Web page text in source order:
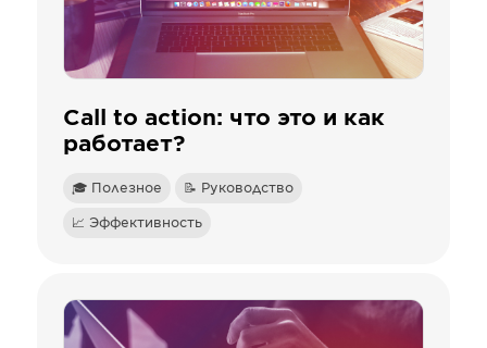
Call to action: что это и как
работает?
🎓 Полезное 📝 Руководство
📈 Эффективность